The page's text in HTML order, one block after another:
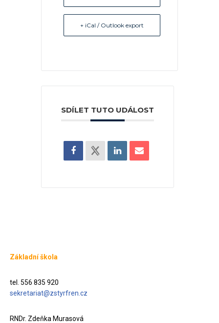
+ iCal / Outlook export
SDÍLET TUTO UDÁLOST
Základní škola
tel. 556 835 920
sekretariat@zstyrfren.cz
RNDr. Zdeňka Murasová